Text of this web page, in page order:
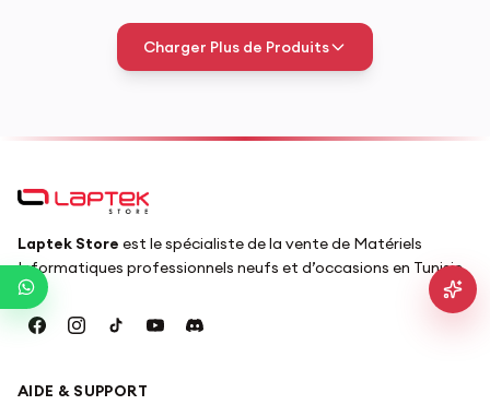
Charger Plus de Produits
Tous les accessoires gaming au
Choisir selon votre setup
Pour un setup complet, commencez par clavier et souris,
Laptek Store est le spécialiste de la vente de Matériels
Informatiques professionnels neufs et d’occasions en Tunisie.
AIDE & SUPPORT